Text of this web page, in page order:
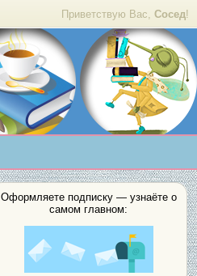
Приветствую Вас, Сосед!
Оформляете подписку — узнаёте о
самом главном: